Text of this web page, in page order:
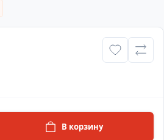
В корзину